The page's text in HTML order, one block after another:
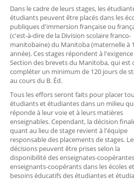
Dans le cadre de leurs stages, les
étudiants peuvent être placés dans les
publiques d'immersion française ou
(c'est-à-dire de la Division scolaire franco-
manitobaine) du Manitoba (maternelle à
année). Ces stages répondent à
Section des brevets du Manitoba, qui est
compléter un minimum de 120 jours de
au cours du B. Éd.
Tous les effors seront faits pour placer
étudiants et étudiantes dans un milieu
réponde à leur voie et à leurs matières
enseignables. Cependant, la décision
quant au lieu de stage revient à l'équipe
responsable des placements de stages.
décisions peuvent être prises selon la
disponibilité des enseignates-
enseignants-coopérants dans les écoles
besoins éducatifs des étudiantes et